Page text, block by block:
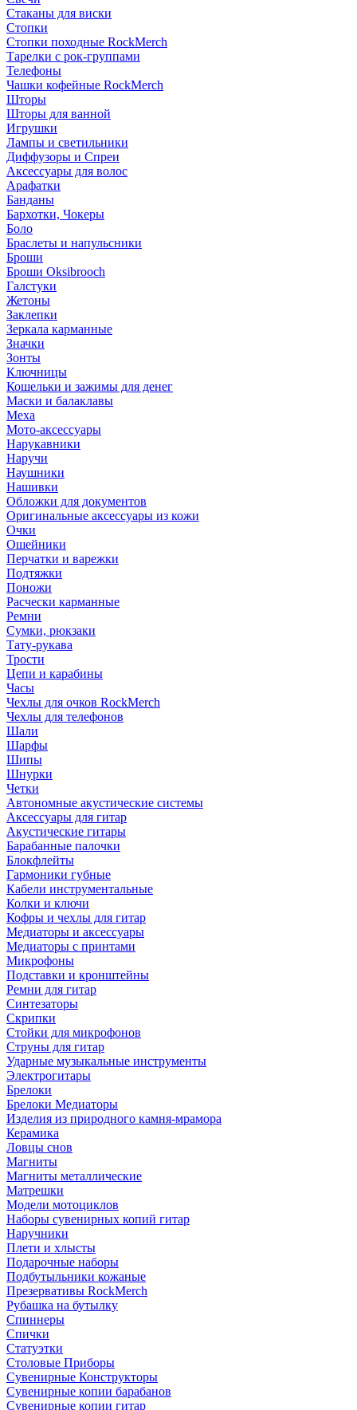
Стаканы для виски
Стопки
Стопки походные RockMerch
Тарелки с рок-группами
Телефоны
Чашки кофейные RockMerch
Шторы
Шторы для ванной
Игрушки
Лампы и светильники
Диффузоры и Спреи
Аксессуары для волос
Арафатки
Банданы
Бархотки, Чокеры
Боло
Браслеты и напульсники
Броши
Броши Oksibrooch
Галстуки
Жетоны
Заклепки
Зеркала карманные
Значки
Зонты
Ключницы
Кошельки и зажимы для денег
Маски и балаклавы
Меха
Мото-аксессуары
Нарукавники
Наручи
Наушники
Нашивки
Обложки для документов
Оригинальные аксессуары из кожи
Очки
Ошейники
Перчатки и варежки
Подтяжки
Поножи
Расчески карманные
Ремни
Сумки, рюкзаки
Тату-рукава
Трости
Цепи и карабины
Часы
Чехлы для очков RockMerch
Чехлы для телефонов
Шали
Шарфы
Шипы
Шнурки
Четки
Автономные акустические системы
Аксессуары для гитар
Акустические гитары
Барабанные палочки
Блокфлейты
Гармоники губные
Кабели инструментальные
Колки и ключи
Кофры и чехлы для гитар
Медиаторы и аксессуары
Медиаторы с принтами
Микрофоны
Подставки и кронштейны
Ремни для гитар
Синтезаторы
Скрипки
Стойки для микрофонов
Струны для гитар
Ударные музыкальные инструменты
Электрогитары
Брелоки
Брелоки Медиаторы
Изделия из природного камня-мрамора
Керамика
Ловцы снов
Магниты
Магниты металлические
Матрешки
Модели мотоциклов
Наборы сувенирных копий гитар
Наручники
Плети и хлысты
Подарочные наборы
Подбутыльники кожаные
Презервативы RockMerch
Рубашка на бутылку
Спиннеры
Спички
Статуэтки
Столовые Приборы
Сувенирные Конструкторы
Сувенирные копии барабанов
Сувенирные копии гитар